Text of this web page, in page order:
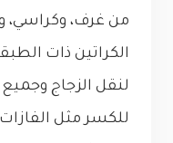
من غرف، وكراسي،
الكراتين ذات
لنقل الزجاج
للكسر مثل